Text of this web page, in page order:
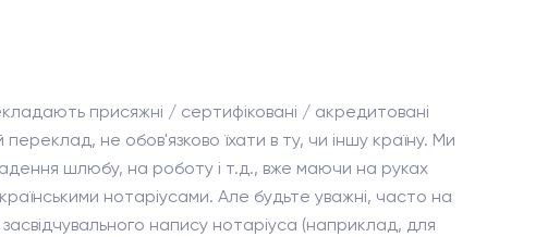
присяжні / сертифіковані / акредитовані
не обов'язково їхати в ту, чи іншу країну. Ми
шлюбу, на роботу і т.д., вже маючи на руках
нотаріусами. Але будьте уважні, часто на
напису нотаріуса (наприклад, для